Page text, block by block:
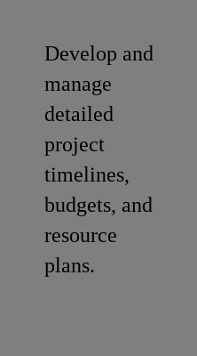
Develop and
manage
detailed
project
timelines,
budgets, and
resource
plans.